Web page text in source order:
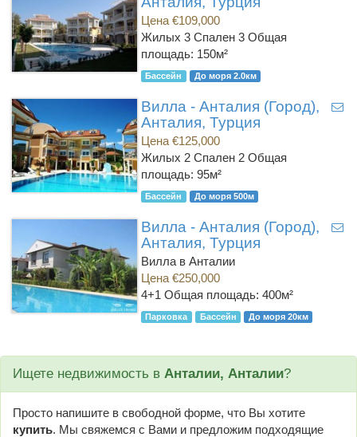
Цена €109,000
Жилых 3 Спален 3 Общая
площадь: 150м²
Бассейн До моря 2.0км
Вилла - Анталия (Город),
Анталия, Турция
Цена €125,000
Жилых 2 Спален 2 Общая
площадь: 95м²
Бассейн До моря 500м
Вилла - Анталия (Город),
Анталия, Турция
Вилла в Анталии
Цена €250,000
4+1 Общая площадь: 400м²
Парковка Бассейн До моря 20км
Ищете недвижимость в Анталии, Анталии?
Просто напишите в свободной форме, что Вы хотите
купить. Мы свяжемся с Вами и предложим подходящие